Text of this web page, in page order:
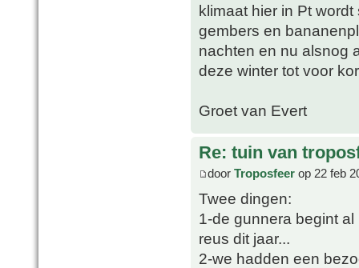
klimaat hier in Pt
gembers en
nachten en nu alsnog
deze winter tot voor
Groet van Evert
Re: tuin van
door Troposfeer op 22 feb
Twee dingen:
1-de gunnera begint
reus dit jaar...
2-we hadden een